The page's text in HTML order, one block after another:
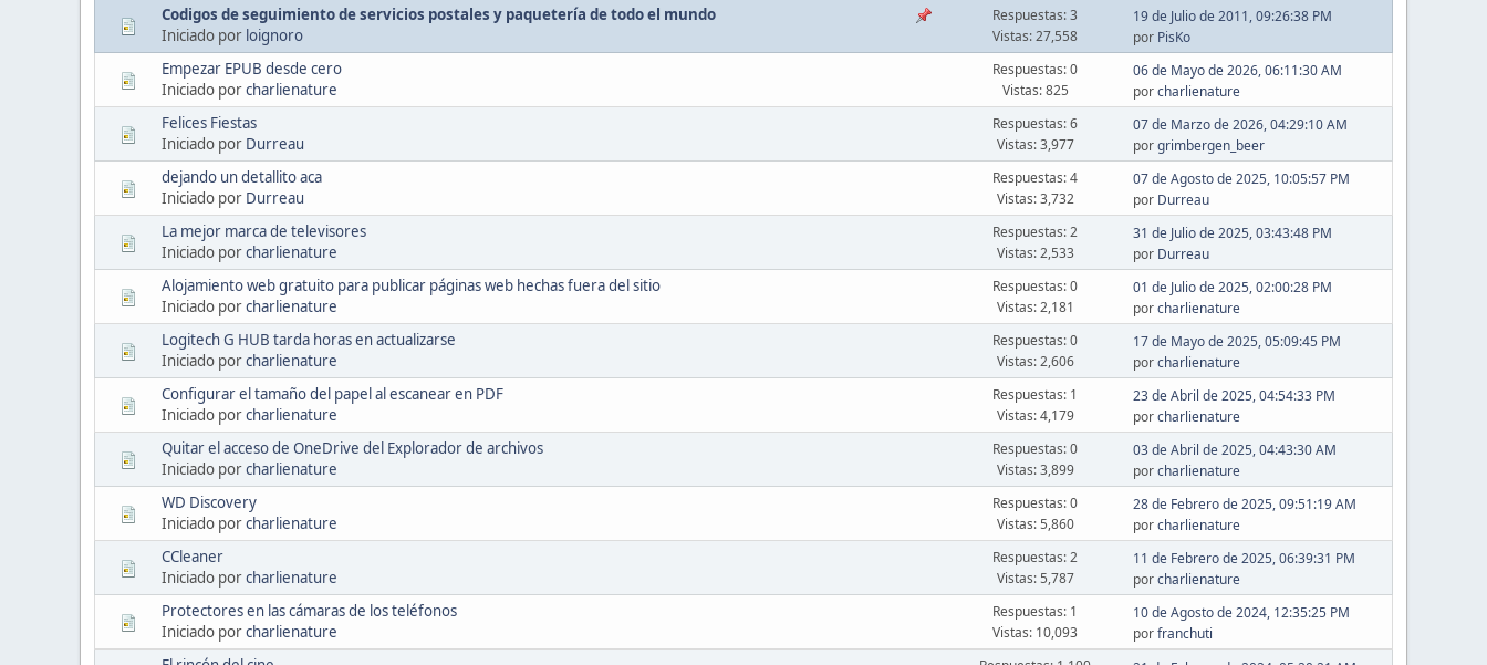
Codigos de seguimiento de servicios postales y paquetería de todo el mundo
Iniciado por loignoro
Respuestas: 3
Vistas: 27,558
19 de Julio de 2011, 09:26:38 PM
por PisKo
Empezar EPUB desde cero
Iniciado porcharlienature
Respuestas: 0
Vistas: 825
06 de Mayo de 2026, 06:11:30 AM
porcharlienature
Felices Fiestas
Iniciado por Durreau
Respuestas: 6
Vistas: 3,977
07 de Marzo de 2026, 04:29:10 AM
porgrimbergen_beer
dejando un detallito aca
Iniciado por Durreau
Respuestas: 4
Vistas: 3,732
07 de Agosto de 2025, 10:05:57 PM
por Durreau
La mejor marca de televisores
Iniciado porcharlienature
Respuestas: 2
Vistas: 2,533
31 de Julio de 2025, 03:43:48 PM
por Durreau
Alojamiento web gratuito para publicar páginas web hechas fuera del sitio
Iniciado porcharlienature
Respuestas: 0
Vistas: 2,181
01 de Julio de 2025, 02:00:28 PM
porcharlienature
Logitech G HUB tarda horas en actualizarse
Iniciado porcharlienature
Respuestas: 0
Vistas: 2,606
17 de Mayo de 2025, 05:09:45 PM
porcharlienature
Configurar el tamaño del papel al escanear en PDF
Iniciado porcharlienature
Respuestas: 1
Vistas: 4,179
23 de Abril de 2025, 04:54:33 PM
porcharlienature
Quitar el acceso de OneDrive del Explorador de archivos
Iniciado porcharlienature
Respuestas: 0
Vistas: 3,899
03 de Abril de 2025, 04:43:30 AM
porcharlienature
WD Discovery
Iniciado porcharlienature
Respuestas: 0
Vistas: 5,860
28 de Febrero de 2025, 09:51:19 AM
porcharlienature
CCleaner
Iniciado porcharlienature
Respuestas: 2
Vistas: 5,787
11 de Febrero de 2025, 06:39:31 PM
porcharlienature
Protectores en las cámaras de los teléfonos
Iniciado porcharlienature
Respuestas: 1
Vistas: 10,093
10 de Agosto de 2024, 12:35:25 PM
porfranchuti